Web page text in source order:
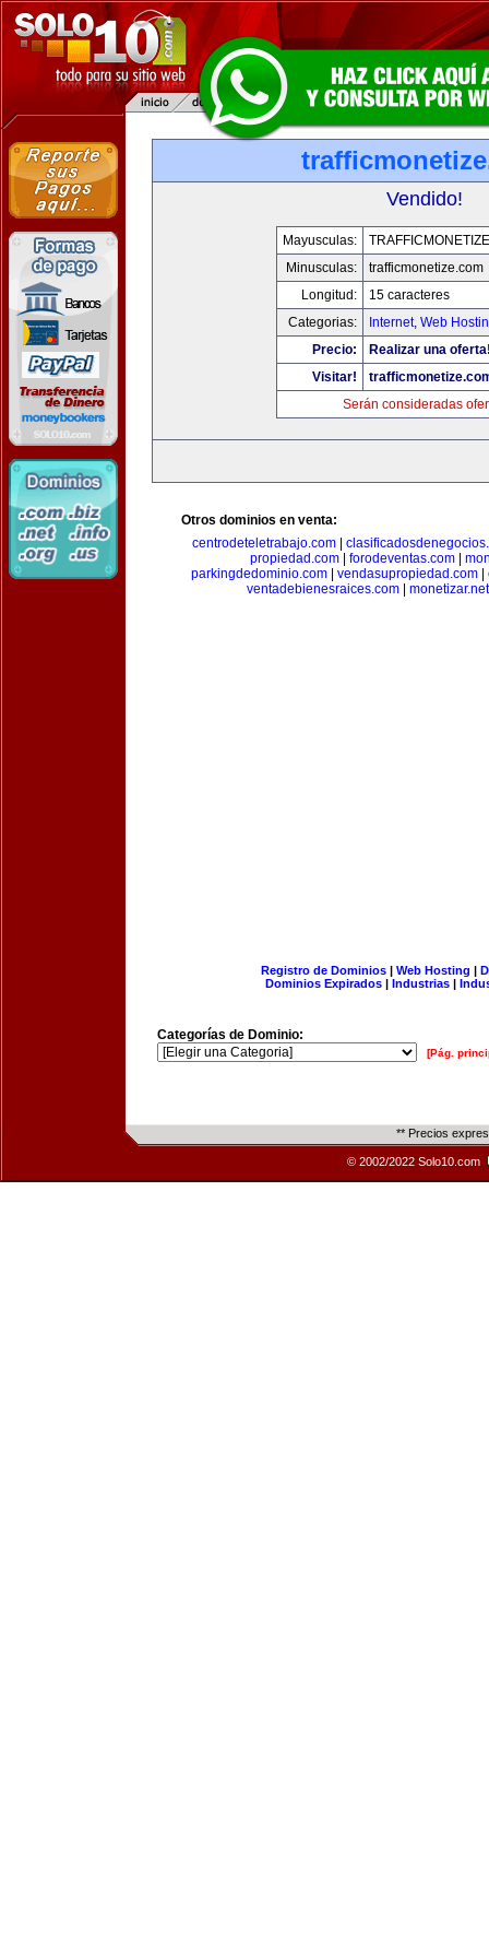
Vendido!
Mayusculas:
Minusculas:
trafficmonetize.com
Longitud:
15 caracteres
Categorias:
Internet, Web
Precio:
Realizar una
Visitar!
Serán consideradas
Otros dominios en venta:
centrodeteletrabajo.com
propiedad.com
forodeventas.com
parkingdedominio.com| vendasupropiedad.com|
ventadebienesraices.com
monetizar.net
Registro de Dominios| Web Hosting |
Dominios Expirados | Industrias |
Categorías de Dominio:
[Pág.
** Precios
© 2002/2022 Solo10.com